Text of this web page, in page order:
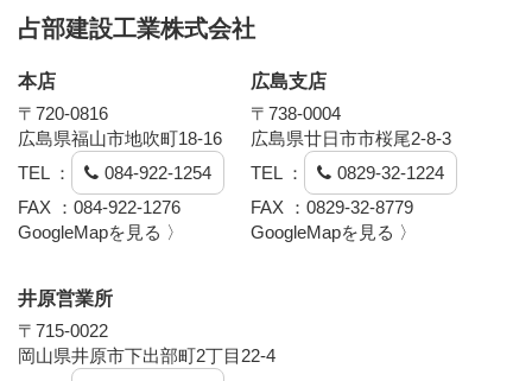
占部建設工業株式会社
本店
〒720-0816
広島県福山市地吹町18-16
TEL ：
084-922-1254
FAX ：084-922-1276
GoogleMapを見る 〉
広島支店
〒738-0004
広島県廿日市市桜尾2-8-3
TEL ：
0829-32-1224
FAX ：0829-32-8779
GoogleMapを見る 〉
井原営業所
〒715-0022
岡山県井原市下出部町2丁目22-4